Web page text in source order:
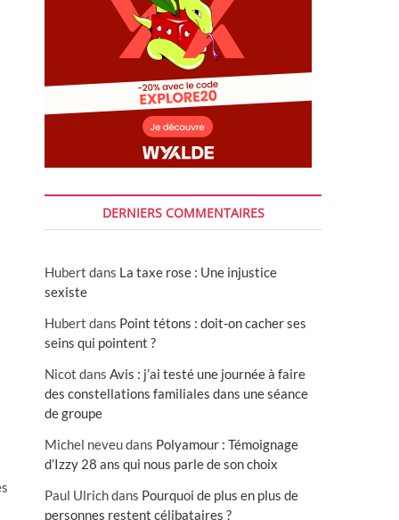
DERNIERS COMMENTAIRES
Hubert dans La taxe rose : Une injustice
sexiste
Hubert dans Point tétons : doit-on cacher ses
seins qui pointent ?
Nicot dans Avis : j’ai testé une journée à faire
des constellations familiales dans une séance
de groupe
Michel neveudans Polyamour : Témoignage
d’Izzy 28 ans qui nous parle de son choix
Paul Ulrichdans Pourquoi de plus en plus de
personnes restent célibataires ?